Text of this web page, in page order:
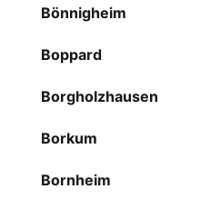
Bönnigheim
Boppard
Borgholzhausen
Borkum
Bornheim